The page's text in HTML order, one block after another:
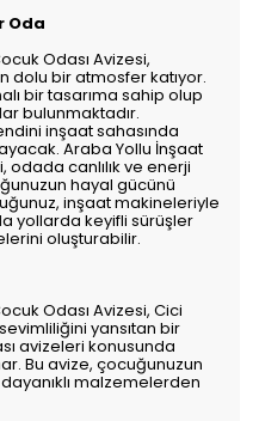
Oda
Odası Avizesi,
dolu bir atmosfer katıyor.
bir tasarıma sahip olup
bulunmaktadır.
inşaat sahasında
Araba Yollu İnşaat
odada canlılık ve enerji
hayal gücünü
inşaat makineleriyle
yollarda keyifli sürüşler
oluşturabilir.
Odası Avizesi, Cici
yansıtan bir
avizeleri konusunda
Bu avize, çocuğunuzun
malzemelerden